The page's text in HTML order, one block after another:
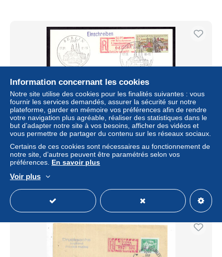
DDR 1986 Ganzsache Postkarte Einschreiben +
SONDER-SELBSTBEDIENUNGSPOSTAMT
9.Jugendausstellung 1157 B-Karlshorst
± 4,60 $US
Statut Professionnel
Information concernant les cookies
Notre site utilise des cookies pour les finalités suivantes : vous
fournir les services demandés, assurer la sécurité sur notre
plateforme, garder en mémoire vos préférences afin de rendre
votre navigation plus agréable, réaliser des statistiques dans le
but d’adapter notre site à vos besoins, afficher des vidéos et
vous permettre de partager du contenu sur les réseaux sociaux.
Certains de ces cookies sont nécessaires au fonctionnement de
notre site, d’autres peuvent être paramétrés selon vos
préférences. En savoir plus
Voir plus